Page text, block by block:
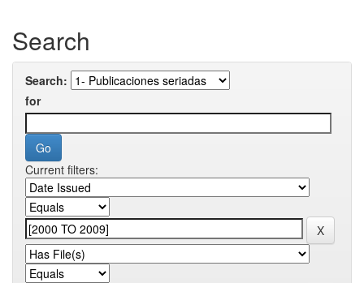
Search
Search:
for
Current filters: